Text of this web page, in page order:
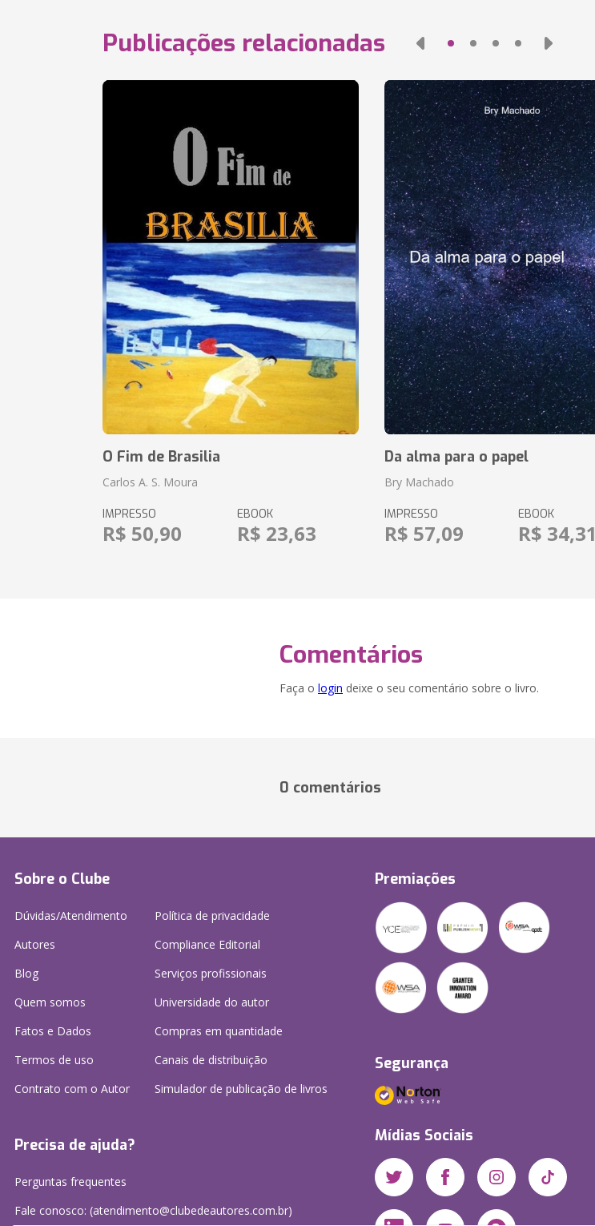
Publicações relacionadas
O Fim de Brasilia
Carlos A. S. Moura
IMPRESSO
R$ 50,90
EBOOK
R$ 23,63
Da alma para o papel
Bry Machado
IMPRESSO
R$ 57,09
EBOOK
R$ 34,31
Comentários
Faça o login deixe o seu comentário sobre o livro.
0 comentários
Sobre o Clube
Dúvidas/Atendimento
Autores
Blog
Quem somos
Fatos e Dados
Termos de uso
Contrato com o Autor
Política de privacidade
Compliance Editorial
Serviços profissionais
Universidade do autor
Compras em quantidade
Canais de distribuição
Simulador de publicação de livros
Precisa de ajuda?
Perguntas frequentes
Fale conosco: (atendimento@clubedeautores.com.br)
Premiações
Segurança
Mídias Sociais